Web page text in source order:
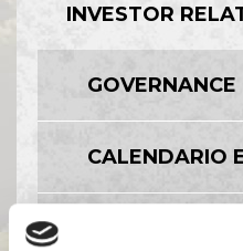
INVESTOR
GOVERNANCE
CALENDARIO
EVENTI E